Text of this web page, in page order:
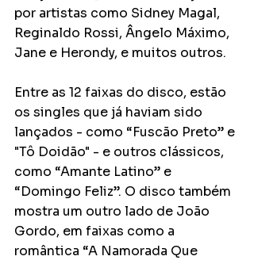
por artistas como Sidney Magal,
Reginaldo Rossi, Ângelo Máximo,
Jane e Herondy, e muitos outros.
Entre as 12 faixas do disco, estão
os singles que já haviam sido
lançados - como “Fuscão Preto” e
"Tô Doidão" - e outros clássicos,
como “Amante Latino” e
“Domingo Feliz”. O disco também
mostra um outro lado de João
Gordo, em faixas como a
romântica “A Namorada Que